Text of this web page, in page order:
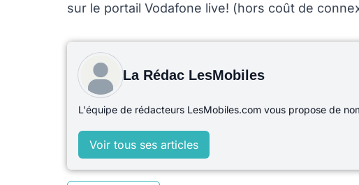
sur le portail Vodafone live! (hors coût de
La Rédac LesMobiles
L'équipe de rédacteurs LesMobiles.com vous propose de
Voir tous ses articles